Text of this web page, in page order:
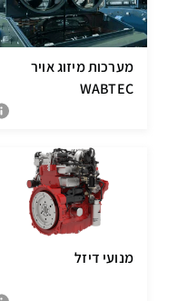
מערכות מיזוג אויר
WABTEC
מנועי דיזל